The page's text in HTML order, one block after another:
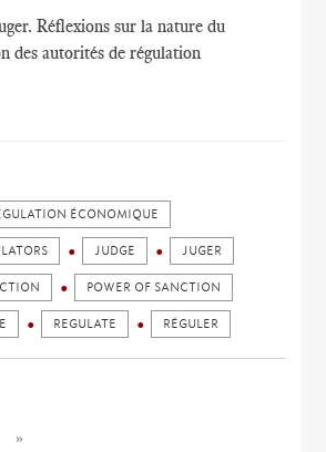
Réflexions sur la nature du
des autorités de régulation
ÉCONOMIQUE
JUDGE JUGER
POWER OF SANCTION
REGULATE RÉGULER
»